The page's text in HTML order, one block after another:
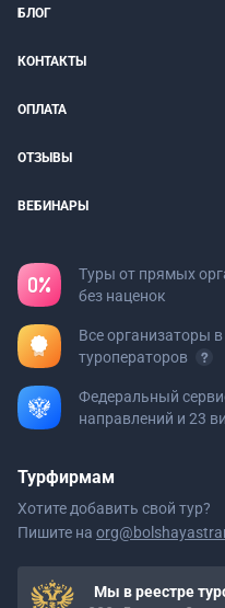
БЛОГ
КОНТАКТЫ
ОПЛАТА
ОТЗЫВЫ
ВЕБИНАРЫ
Туры от прямых
без наценок
Все организаторы в
туроператоров
Федеральный
направлений и 23
Турфирмам
Хотите добавить свой тур?
Пишите на
Мы в реестре